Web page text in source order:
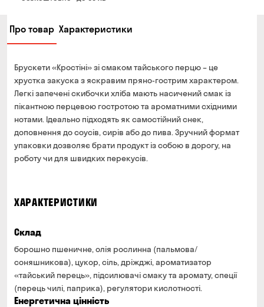
Від 300 до 399 грн
Від 700 грн безкоштовно
Термін доставки — до 90 хвилин
*на час доставки можуть впливати повітряні тривоги
Оплата:
готівкою кур'єру
банківською картою на сайті
Час складання замовлення — до 30 хв
Можете без черги забрати з магазину в зручний для
Оплата:
готівкою в магазині
Про товар Характеристики
Брускети «Кростіні» зі смаком тайського перцю – це
хрустка закуска з яскравим пряно-гострим характером.
Легкі запечені скибочки хліба мають насичений смак із
пікантною перцевою гостротою та ароматними східними
нотами. Ідеально підходять як самостійний снек,
доповнення до соусів, сирів або до пива. Зручний формат
упаковки дозволяє брати продукт із собою в дорогу, на
роботу чи для швидких перекусів.
ХАРАКТЕРИСТИКИ
Склад
борошно пшеничне, олія рослинна (пальмова/
соняшникова), цукор, сіль, дріжджі, ароматизатор
«тайський перець», підсилювачі смаку та аромату, спеції
(перець чилі, паприка), регулятори кислотності.
Енергетична цінність